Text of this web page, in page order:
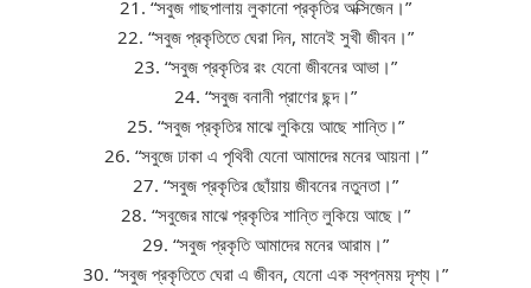
21. “সবুজ গাছপালায় লুকানো প্রকৃতির অক্সিজেন।”
22. “সবুজ প্রকৃতিতে ঘেরা দিন, মানেই সুখী জীবন।”
23. “সবুজ প্রকৃতির রং যেনো জীবনের আভা।”
24. “সবুজ বনানী প্রাণের ছন্দ।”
25. “সবুজ প্রকৃতির মাঝে লুকিয়ে আছে শান্তি।”
26. “সবুজে ঢাকা এ পৃথিবী যেনো আমাদের মনের আয়না।”
27. “সবুজ প্রকৃতির ছোঁয়ায় জীবনের নতুনতা।”
28. “সবুজের মাঝে প্রকৃতির শান্তি লুকিয়ে আছে।”
29. “সবুজ প্রকৃতি আমাদের মনের আরাম।”
30. “সবুজ প্রকৃতিতে ঘেরা এ জীবন, যেনো এক স্বপ্নময় দৃশ্য।”